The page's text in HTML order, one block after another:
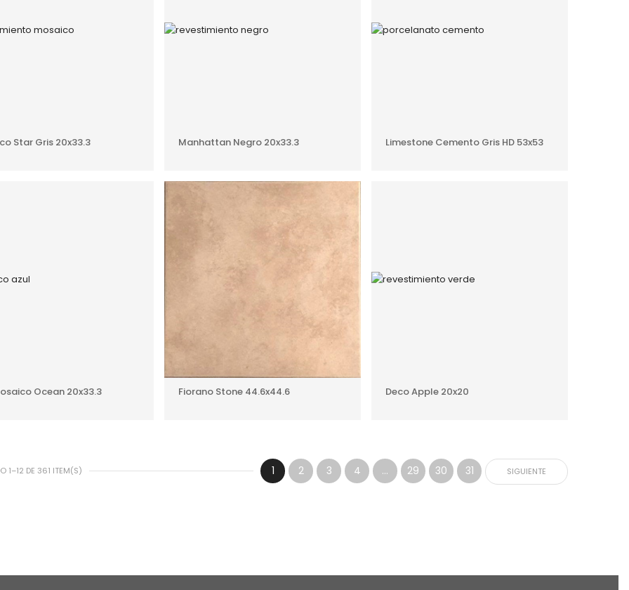
Star Gris 20x33.3 Manhattan Negro 20x33.3 Limestone Cemento Gris HD 53x53
Ocean 20x33.3
AÑADIR AL PRESUPUESTO
Fiorano Stone 44.6x44.6 Deco Apple 20x20
1 2 3 4 … 29 30 31 SIGUIENTE
1–12 DE 361 ITEM(S)